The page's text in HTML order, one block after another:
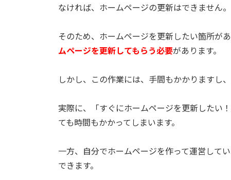
なければ、ホームページの更新はできません。
そのため、ホームページを更新したい箇所が
ムページを更新してもらう必要があります。
しかし、この作業には、手間もかかりますし
実際に、「すぐにホームページを更新したい
ても時間もかかってしまいます。
一方、自分でホームページを作って運営して
できます。